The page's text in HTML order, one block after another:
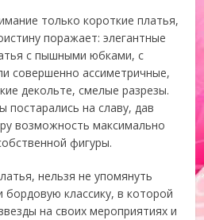
только короткие платья,
поражает: элегантные
с пышными юбками, с
совершенно ассиметричные,
декольте, смелые разрезы.
на славу, дав
возможность максимально
фигуры.
нельзя не упомянуть
классику, в которой
на своих мероприятиях и